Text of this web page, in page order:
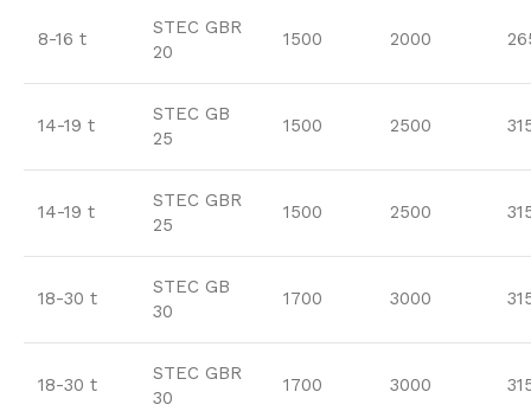
8-16 t
STEC GBR
20
1500 2000
14-19 t
STEC GB
25
1500 2500
14-19 t
STEC GBR
25
1500 2500
18-30 t
STEC GB
30
1700 3000
18-30 t
STEC GBR
30
1700 3000